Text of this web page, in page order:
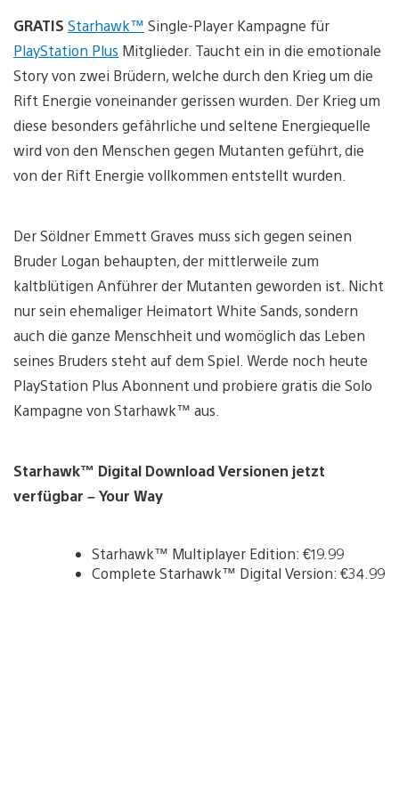
GRATIS Starhawk™ Single-Player Kampagne für
PlayStation Plus Mitglieder. Taucht ein in die emotionale
Story von zwei Brüdern, welche durch den Krieg um die
Rift Energie voneinander gerissen wurden. Der Krieg um
diese besonders gefährliche und seltene Energiequelle
wird von den Menschen gegen Mutanten geführt, die
von der Rift Energie vollkommen entstellt wurden.
Der Söldner Emmett Graves muss sich gegen seinen
Bruder Logan behaupten, der mittlerweile zum
kaltblütigen Anführer der Mutanten geworden ist. Nicht
nur sein ehemaliger Heimatort White Sands, sondern
auch die ganze Menschheit und womöglich das Leben
seines Bruders steht auf dem Spiel. Werde noch heute
PlayStation Plus Abonnent und probiere gratis die Solo
Kampagne von Starhawk™ aus.
Starhawk™ Digital Download Versionen jetzt
verfügbar – Your Way
Starhawk™ Multiplayer Edition: €19.99
Complete Starhawk™ Digital Version: €34.99